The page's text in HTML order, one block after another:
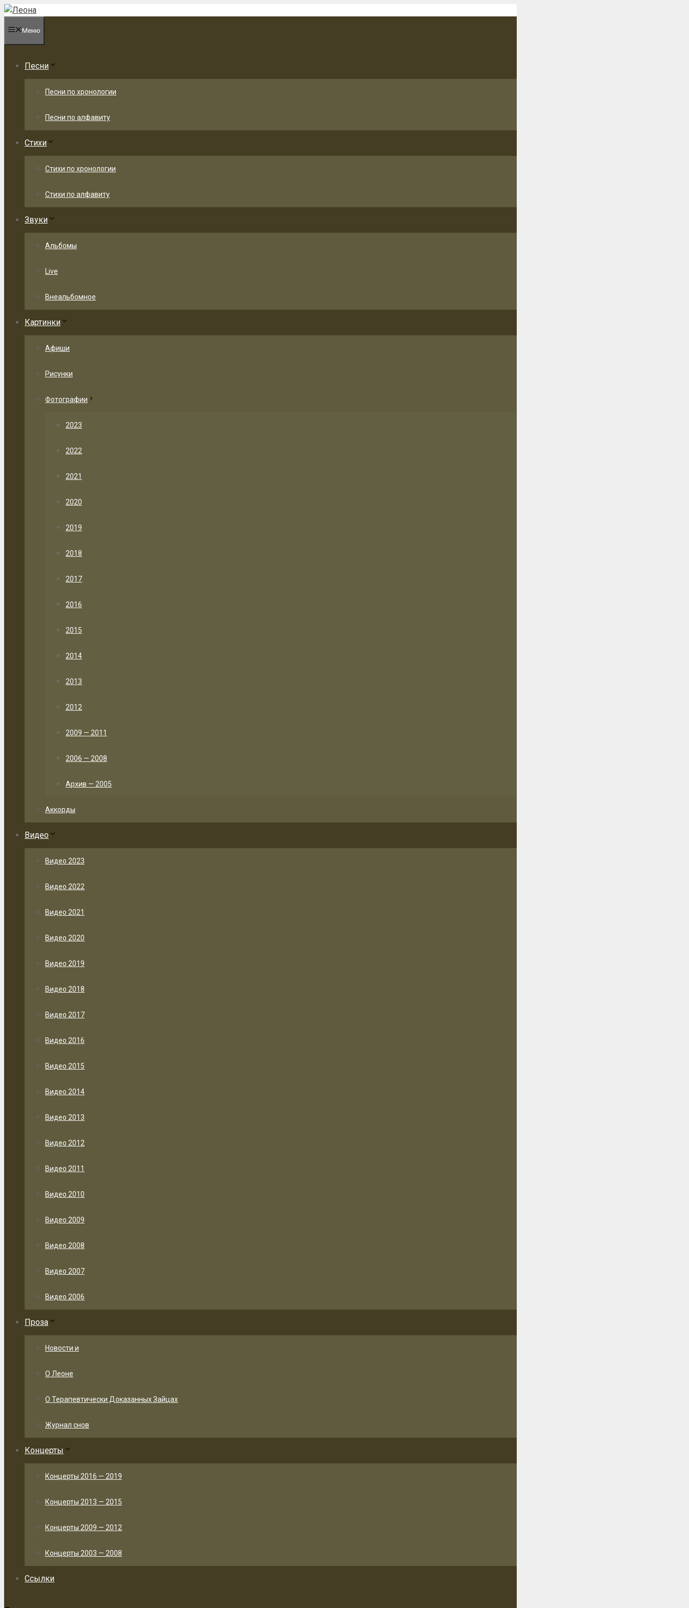
Перейти
содержимому
Меню
Песни
Песни по хронологии
Песни по алфавиту
Стихи
Стихи по хронологии
Стихи по алфавиту
Звуки
Альбомы
Live
Внеальбомное
Картинки
Афиши
Рисунки
Фотографии
2023
2022
2021
2020
2019
2018
2017
2016
2015
2014
2013
2012
2009 — 2011
2006 — 2008
Архив — 2005
Аккорды
Видео
Видео 2023
Видео 2022
Видео 2021
Видео 2020
Видео 2019
Видео 2018
Видео 2017
Видео 2016
Видео 2015
Видео 2014
Видео 2013
Видео 2012
Видео 2011
Видео 2010
Видео 2009
Видео 2008
Видео 2007
Видео 2006
Проза
Новости и
О Леоне
О Терапевтически Доказанных Зайцах
Журнал снов
Концерты
Концерты 2016 — 2019
Концерты 2013 — 2015
Концерты 2009 — 2012
Концерты 2003 — 2008
Ссылки